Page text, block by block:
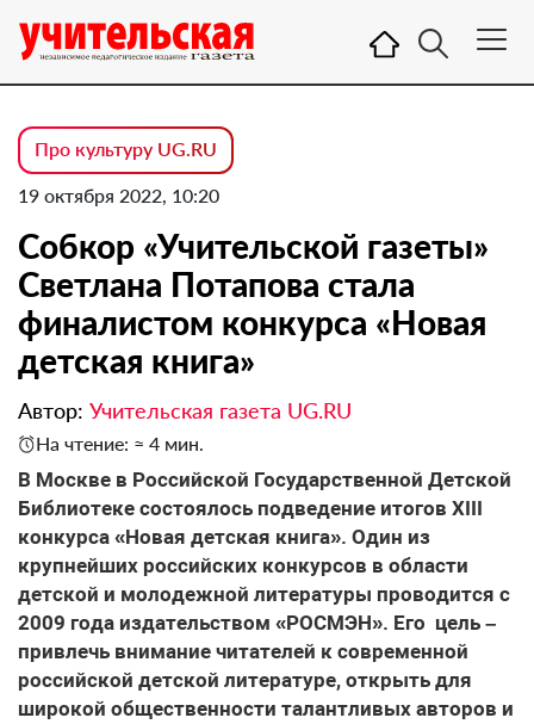
Про культуру UG.RU
19 октября 2022, 10:20
Собкор «Учительской газеты»
Светлана Потапова стала
финалистом конкурса «Новая
детская книга»
Автор: Учительская газета UG.RU
На чтение: ≈ 4 мин.
В Москве в Российской Государственной Детской
Библиотеке состоялось подведение итогов XIII
конкурса «Новая детская книга». Один из
крупнейших российских конкурсов в области
детской и молодежной литературы проводится с
2009 года издательством «РОСМЭН». Его цель –
привлечь внимание читателей к современной
российской детской литературе, открыть для
широкой общественности талантливых авторов и